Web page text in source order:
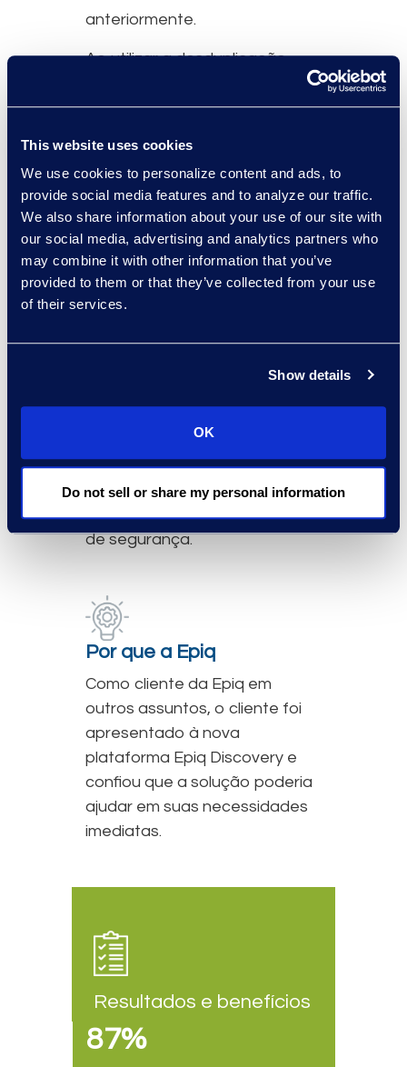
This website uses cookies
We use cookies to personalize content and ads, to
provide social media features and to analyze our traffic.
We also share information about your use of our site with
our social media, advertising and analytics partners who
may combine it with other information that you’ve
provided to them or that they’ve collected from your use
of their services.
Show details
OK
Do not sell or share my personal information
anteriormente.
Ao utilizar a desduplicação
revisão diminuiu 14%. Com
associadas à análise dos
advogados também foram
reduzidas, gerando economia
de custos.
Com o Epiq Discovery, o cliente
forma independente, desde a
recursos da Epiq. Por fim, ele
manteve as restrições de
segurança necessárias para
que não ocorressem violações
de segurança.
Por que a Epiq
Como cliente da Epiq em
outros assuntos, o cliente foi
apresentado à nova
plataforma Epiq Discovery e
confiou que a solução poderia
ajudar em suas necessidades
imediatas.
Resultados e benefícios
87%